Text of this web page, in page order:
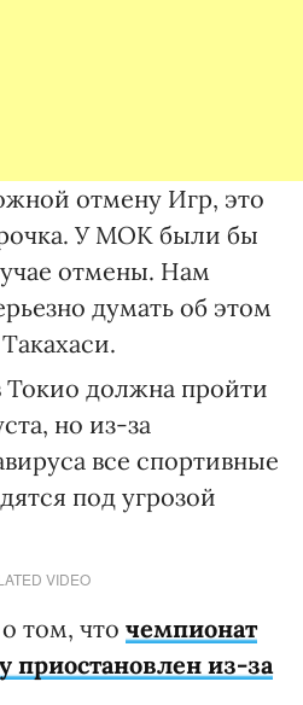
отмену Игр, это
У МОК были бы
отмены. Нам
думать об этом
должна пройти
но из-за
все спортивные
под угрозой
VIDEO
том, что чемпионат
приостановлен из-за